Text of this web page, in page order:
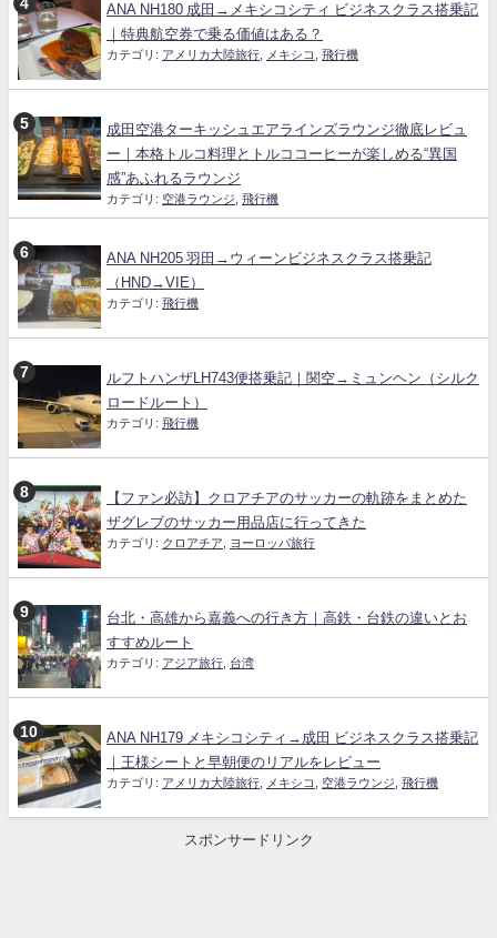
ANA NH180 成田→メキシコシティ ビジネスクラス搭乗記
｜特典航空券で乗る価値はある？
カテゴリ: アメリカ大陸旅行 メキシコ 飛行機
成田空港ターキッシュエアラインズラウンジ徹底レビュ
ー｜本格トルコ料理とトルココーヒーが楽しめる“異国
感”あふれるラウンジ
カテゴリ: 空港ラウンジ 飛行機
ANA NH205 羽田→ウィーンビジネスクラス搭乗記
（HND→VIE）
カテゴリ: 飛行機
ルフトハンザLH743便搭乗記｜関空→ミュンヘン（シルク
ロードルート）
カテゴリ: 飛行機
【ファン必訪】クロアチアのサッカーの軌跡をまとめた
ザグレブのサッカー用品店に行ってきた
カテゴリ: クロアチア ヨーロッパ旅行
台北・高雄から嘉義への行き方｜高鉄・台鉄の違いとお
すすめルート
カテゴリ: アジア旅行 台湾
ANA NH179 メキシコシティ→成田 ビジネスクラス搭乗記
｜王様シートと早朝便のリアルをレビュー
カテゴリ: アメリカ大陸旅行 メキシコ 空港ラウンジ 飛行機
スポンサードリンク